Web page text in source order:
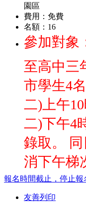
園區
費用： 免費
名額： 16
參加對象
至高中三
市學生4
二)上午
二)下午4
錄取。 同
消下午梯
報名時間截止，停止報
友善列印